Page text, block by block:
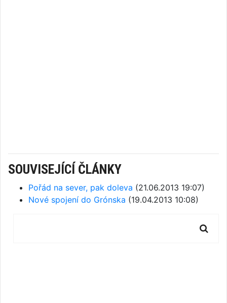
SOUVISEJÍCÍ ČLÁNKY
Pořád na sever, pak doleva (21.06.2013 19:07)
Nové spojení do Grónska (19.04.2013 10:08)